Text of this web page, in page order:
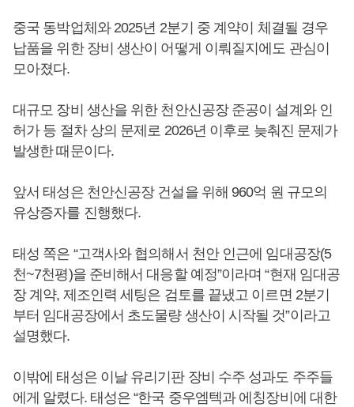
중국 동박업체와 2025년 2분기 중 계약이 체결될 경우
납품을 위한 장비 생산이 어떻게 이뤄질지에도 관심이
모아졌다.
대규모 장비 생산을 위한 천안신공장 준공이 설계와 인
허가 등 절차 상의 문제로 2026년 이후로 늦춰진 문제가
발생한 때문이다.
앞서 태성은 천안신공장 건설을 위해 960억 원 규모의
유상증자를 진행했다.
태성 쪽은 “고객사와 협의해서 천안 인근에 임대공장(5
천~7천평)을 준비해서 대응할 예정”이라며 “현재 임대공
장 계약, 제조인력 세팅은 검토를 끝냈고 이르면 2분기
부터 임대공장에서 초도물량 생산이 시작될 것”이라고
설명했다.
이밖에 태성은 이날 유리기판 장비 수주 성과도 주주들
에게 알렸다. 태성은 “한국 중우엠텍과 에칭장비에 대한